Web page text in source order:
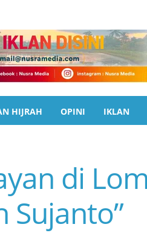
HIJRAH OPINI IKLAN
di
Sujanto”